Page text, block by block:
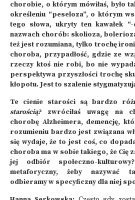
chorobie, o którym mówiłaś, było
określeniu “peseloza”, o którym
tego słowa, ukryty ten kawałek
nazwach chorób: skolioza,
też jest rozumiana, tylko trochę
choroba, przypadłość, gdzie ze
rzeczy ktoś nie robi, bo nie
perspektywa przyszłości trochę
kłopotu. Jest to szalenie
Te cienie starości są bardzo
starością? zwróciłaś uwagę na
chorobę Alzheimera, demencję,
rozumieniu bardzo jest związana
się wydaje, że to jest coś, co
choroba ma w sobie takiego, że Cię
jej odbiór społeczno-
metaforyczny, żeby nazywać
odbieramy w specyficzny dla niej